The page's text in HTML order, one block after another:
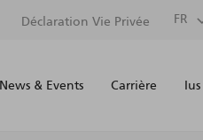
Déclaration Vie Privée FR
News & Events Carrière